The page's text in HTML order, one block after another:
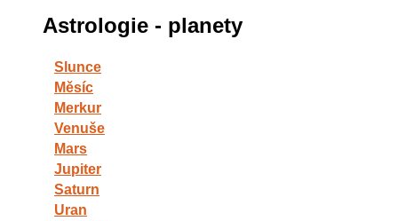
Astrologie - planety
Slunce
Měsíc
Merkur
Venuše
Mars
Jupiter
Saturn
Uran